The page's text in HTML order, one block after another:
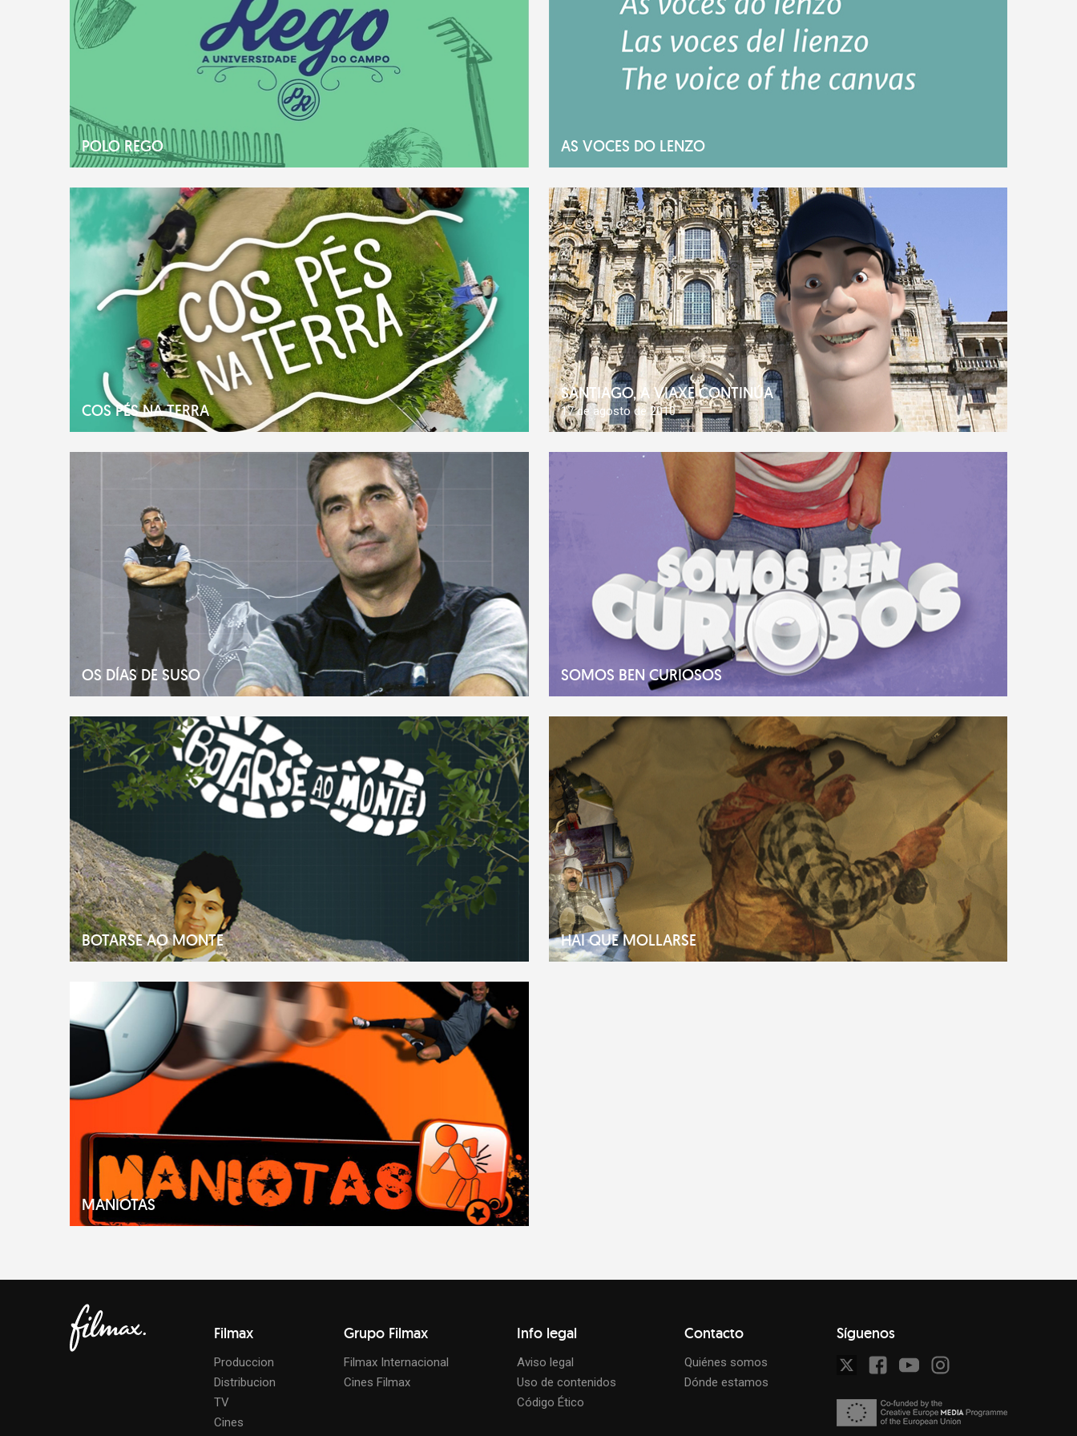
POLO REGO AS VOCES DO LENZO
COS PÉS NA TERRA
SANTIAGO, A VIAXE CONTINÚA
17 de agosto de 2010
OS DÍAS DE SUSO SOMOS BEN CURIOSOS
BOTARSE AO MONTE HAI QUE MOLLARSE
MANIOTAS
Filmax
Produccion
Distribucion
TV
Cines
Grupo Filmax
Filmax Internacional
Cines Filmax
Info legal
Aviso legal
Uso de contenidos
Código Ético
Contacto
Quiénes somos
Dónde estamos
Síguenos